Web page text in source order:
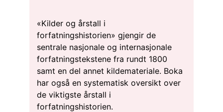
«Kilder og årstall i
forfatningshistorien» gjengir de
sentrale nasjonale og internasjonale
forfatningstekstene fra rundt 1800
samt en del annet kildemateriale. Boka
har også en systematisk oversikt over
de viktigste årstall i
forfatningshistorien.